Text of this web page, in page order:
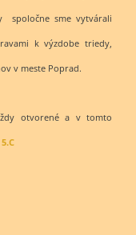
spoločne sme vytvárali
k výzdobe triedy,
v meste Poprad.
otvorené a v tomto
5.C